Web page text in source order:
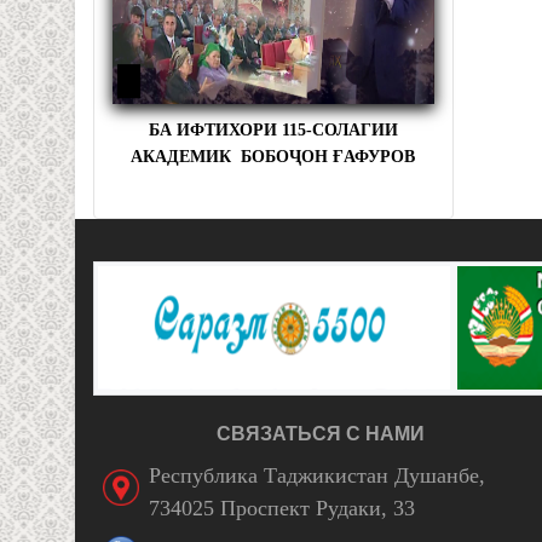
БА ИФТИХОРИ 115-СОЛАГИИ
АКАДЕМИК БОБОҶОН ҒАФУРОВ
СВЯЗАТЬСЯ С НАМИ
Республика Таджикистан Душанбе,
734025 Проспект Рудаки, 33